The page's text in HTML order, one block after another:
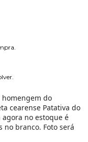
homengem do
cearense Patativa do
agora no estoque é
no branco. Foto será